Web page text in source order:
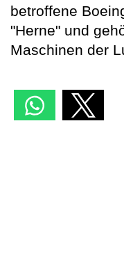
betroffene
"Herne" und
Maschinen der